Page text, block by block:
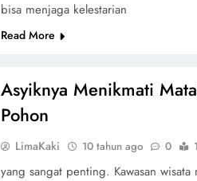
bisa menjaga kelestarian
Read More
Asyiknya Menikmati
Pohon
LimaKaki 10 tahun ago 0
yang sangat penting. Kawasan